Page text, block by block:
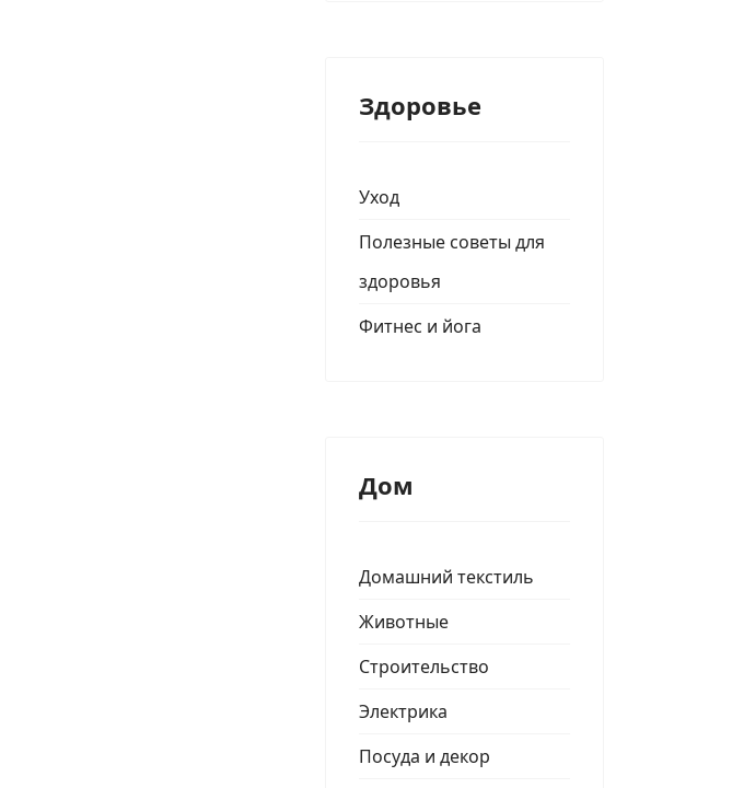
Здоровье
Уход
Полезные советы для
здоровья
Фитнес и йога
Дом
Домашний текстиль
Животные
Строительство
Электрика
Посуда и декор